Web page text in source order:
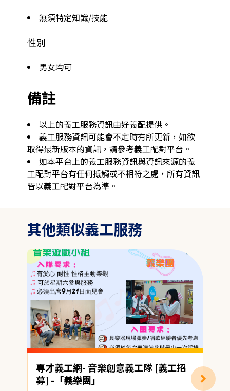
無須特定知識/技能
性別
男女均可
備註
以上的義工服務資訊由好義配提供。
義工服務資訊可能會不定時有所更新，如欲
取得最新版本的資訊，請參考義工配對平台。
如本平台上的義工服務資訊與資訊來源的義
工配對平台有任何抵觸或不相符之處，所有資訊
皆以義工配對平台為準。
其他類似義工服務
專才義工網- 音樂創意義工隊 [義工招
募] -「義樂團」